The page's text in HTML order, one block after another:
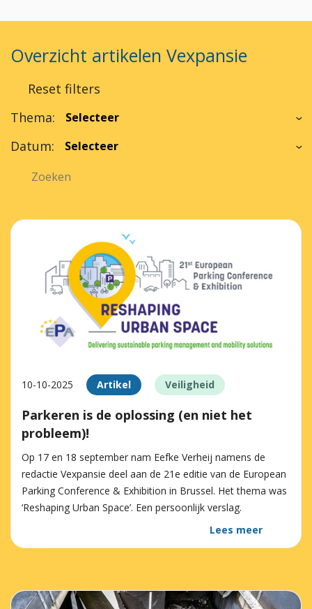
Overzicht artikelen Vexpansie
Reset filters
Thema:
Datum:
10-10-2025 Artikel Veiligheid
Parkeren is de oplossing (en niet het
probleem)!
Op 17 en 18 september nam Eefke Verheij namens de
redactie Vexpansie deel aan de 21e editie van de European
Parking Conference & Exhibition in Brussel. Het thema was
‘Reshaping Urban Space’. Een persoonlijk verslag.
Lees meer